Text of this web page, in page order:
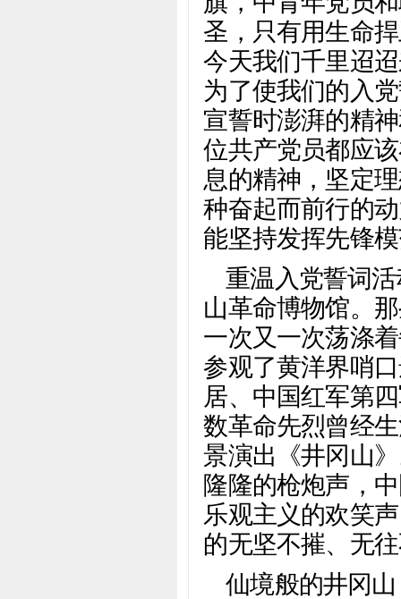
圣，只有用生命
今天我们千里迢
为了使我们的入
宣誓时澎湃的精
位共产党员都应
息的精神，坚定
种奋起而前行的
能坚持发挥先锋
重温入党誓词
山革命博物馆。
一次又一次荡涤
参观了黄洋界哨
居、中国红军第
数革命先烈曾经
景演出《井冈山
隆隆的枪炮声，
乐观主义的欢笑
的无坚不摧、无
仙境般的井冈